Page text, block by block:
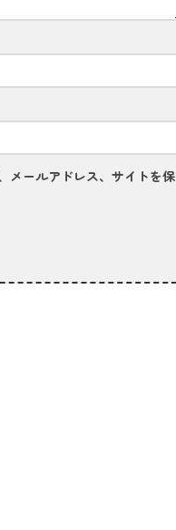
メールアドレス、サイトを保